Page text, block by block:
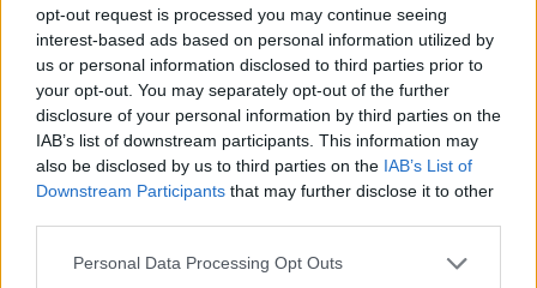
opt-out request is processed you may continue seeing
interest-based ads based on personal information utilized by
us or personal information disclosed to third parties prior to
your opt-out. You may separately opt-out of the further
disclosure of your personal information by third parties on the
IAB’s list of downstream participants. This information may
also be disclosed by us to third parties on the IAB’s List of
Downstream Participants that may further disclose it to other
Please note that this website/app uses one or more Google
Personal Data Processing Opt Outs
Négy webáruház, négy bírság: mit
üzennek a NAIH legújabban közzétett
bírságoló határozatai?
Államtagadó ideológiákkal kapcsolatos
jogellenes adatkezelés
A belga hatóság bekeményít: